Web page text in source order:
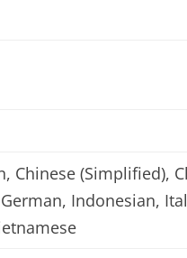
Chinese (Simplified),
Indonesian,